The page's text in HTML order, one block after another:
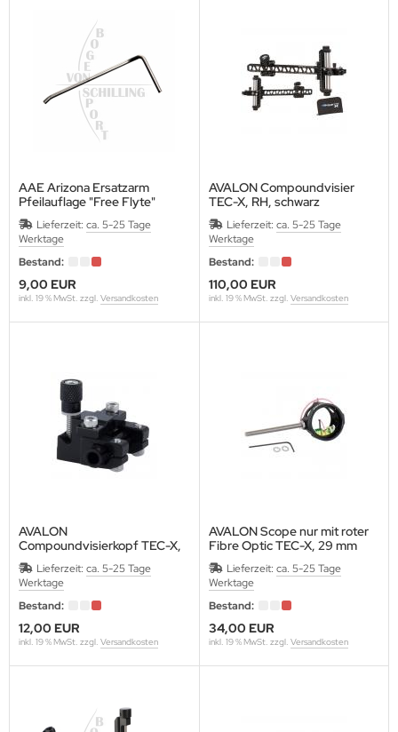
AAE Arizona Ersatzarm
Pfeilauflage "Free Flyte"
Lieferzeit: ca. 5-25 Tage
Werktage
Bestand:
9,00 EUR
inkl. 19 % MwSt. zzgl. Versandkosten
AVALON Compoundvisier
TEC-X, RH, schwarz
10-32", inkl.Tasche
Lieferzeit: ca. 5-25 Tage
Werktage
Bestand:
110,00 EUR
inkl. 19 % MwSt. zzgl. Versandkosten
AVALON
Compoundvisierkopf TEC-X,
schwarz
für TEC-X Compundvisierisier
Lieferzeit: ca. 5-25 Tage
Werktage
Bestand:
12,00 EUR
inkl. 19 % MwSt. zzgl. Versandkosten
AVALON Scope nur mit roter
Fibre Optic TEC-X, 29 mm
Lieferzeit: ca. 5-25 Tage
Werktage
Bestand:
34,00 EUR
inkl. 19 % MwSt. zzgl. Versandkosten
WIDOW
FRANKEN